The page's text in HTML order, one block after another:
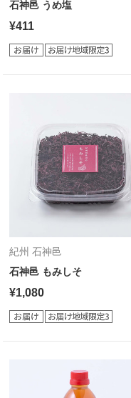
石神邑 うめ塩
¥411
紀州 石神邑
石神邑 もみしそ
¥1,080